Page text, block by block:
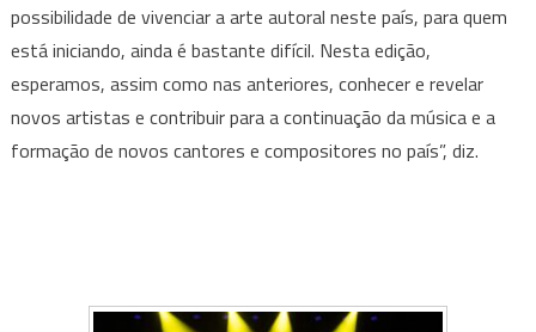
possibilidade de vivenciar a arte autoral neste país, para quem
está iniciando, ainda é bastante difícil. Nesta edição,
esperamos, assim como nas anteriores, conhecer e revelar
novos artistas e contribuir para a continuação da música e a
formação de novos cantores e compositores no país”, diz.